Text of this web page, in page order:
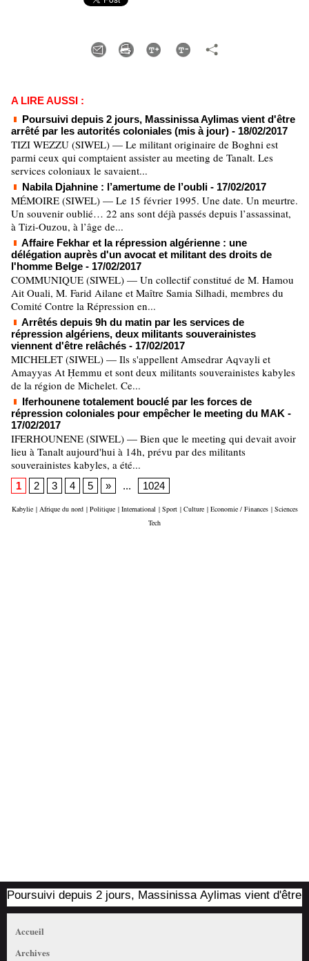
A LIRE AUSSI :
Poursuivi depuis 2 jours, Massinissa Aylimas vient d'être
arrêté par les autorités coloniales (mis à jour) - 18/02/2017
TIZI WEZZU (SIWEL) — Le militant originaire de Boghni est
parmi ceux qui comptaient assister au meeting de Tanalt. Les
services coloniaux le savaient...
Nabila Djahnine : l’amertume de l’oubli - 17/02/2017
MÉMOIRE (SIWEL) — Le 15 février 1995. Une date. Un meurtre.
Un souvenir oublié… 22 ans sont déjà passés depuis l’assassinat,
à Tizi-Ouzou, à l’âge de...
Affaire Fekhar et la répression algérienne : une
délégation auprès d'un avocat et militant des droits de
l'homme Belge - 17/02/2017
COMMUNIQUE (SIWEL) — Un collectif constitué de M. Hamou
Ait Ouali, M. Farid Ailane et Maître Samia Silhadi, membres du
Comité Contre la Répression en...
Arrêtés depuis 9h du matin par les services de
répression algériens, deux militants souverainistes
viennent d'être relâchés - 17/02/2017
MICHELET (SIWEL) — Ils s'appellent Amsedrar Aqvayli et
Amayyas At Ḥemmu et sont deux militants souverainistes kabyles
de la région de Michelet. Ce...
Iferhounene totalement bouclé par les forces de
répression coloniales pour empêcher le meeting du MAK -
17/02/2017
IFERHOUNENE (SIWEL) — Bien que le meeting qui devait avoir
lieu à Tanalt aujourd'hui à 14h, prévu par des militants
souverainistes kabyles, a été...
1 2 3 4 5 » ... 1024
Kabylie | Afrique du nord | Politique | International | Sport | Culture | Economie / Finances | Sciences
Tech
depuis 2 jours, Massinissa Aylimas vient d'être
Accueil
Archives